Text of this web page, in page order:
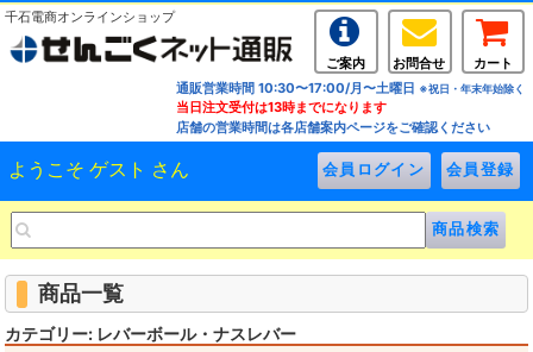
千石電商オンラインショップ
ご案内 お問合せ
カート
通販営業時間 10:30〜17:00/月〜土曜日 ※祝日・年末年始除く
当日注文受付は13時までになります
店舗の営業時間は各店舗案内ページをご確認ください
ようこそ ゲスト さん
商品一覧
カテゴリー: レバーボール・ナスレバー